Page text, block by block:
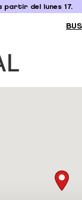
partir del lunes 17.